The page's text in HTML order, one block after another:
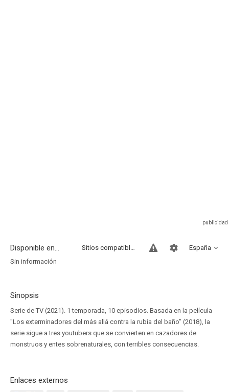
Disponible en... España
Sitios compatibles
Sin información
Sinopsis
Serie de TV (2021). 1 temporada, 10 episodios. Basada en la película
"Los exterminadores del más allá contra la rubia del baño" (2018), la
serie sigue a tres youtubers que se convierten en cazadores de
monstruos y entes sobrenaturales, con terribles consecuencias.
Enlaces externos